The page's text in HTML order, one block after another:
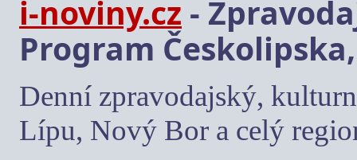
i-noviny.cz -
Program
Denní zpravodajský,
Lípu, Nový Bor a celý